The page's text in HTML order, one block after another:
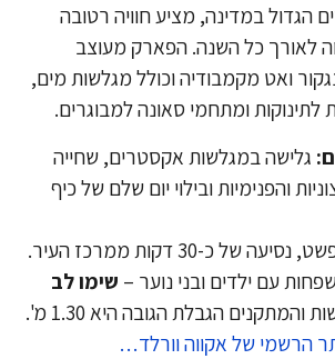
במדינה, מציע חוויה רטובה
כל השנה. הפארק מעוצב
מקמבודיה וכולל מגלשות מים,
ומתחמי סאונה למבוגרים.
במגלשות אקסטרים, שחייה
והפנימיות ובילוי יום שלם של כיף
כ-30 דקות ממרכז העיר.
עם ילדים ובני נוער –שימו לב
הגבלת הגובה היא 1.30 מ'.
של אקווה וורלד…